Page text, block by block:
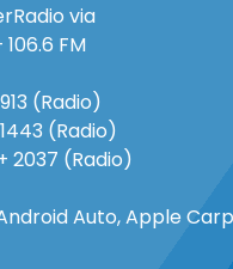
via
106.6 FM
(Radio)
(Radio)
2037 (Radio)
Auto, Apple